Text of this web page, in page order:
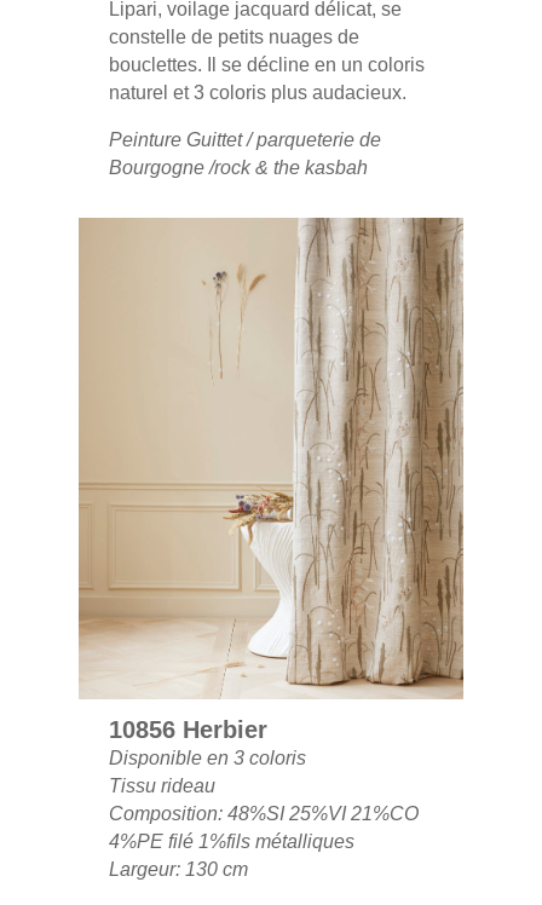
Lipari, voilage jacquard délicat, se
constelle de petits nuages de
bouclettes. Il se décline en un coloris
naturel et 3 coloris plus audacieux.
Peinture Guittet / parqueterie de
Bourgogne /rock & the kasbah
10856 Herbier
Disponible en 3 coloris
Tissu rideau
Composition: 48%SI 25%VI 21%CO
4%PE filé 1%fils métalliques
Largeur: 130 cm